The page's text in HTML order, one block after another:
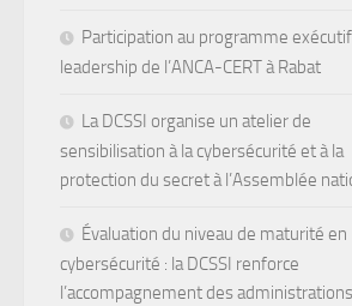
Participation au programme
leadership de l’ANCA-CERT à Rabat
La DCSSI organise un atelier de
sensibilisation à la cybersécurité et à la
protection du secret à l’Assemblée
Évaluation du niveau de maturité en
cybersécurité : la DCSSI renforce
l’accompagnement des administrations